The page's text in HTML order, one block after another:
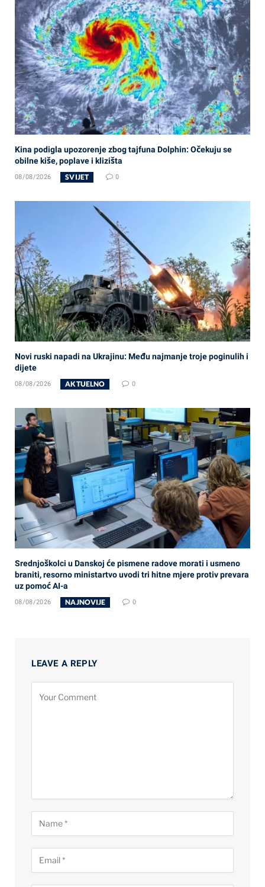
Kina podigla upozorenje zbog tajfuna Dolphin: Očekuju se
obilne kiše, poplave i klizišta
08/08/2026 SVIJET 0
Novi ruski napadi na Ukrajinu: Među najmanje troje poginulih i
dijete
08/08/2026 AKTUELNO 0
Srednjoškolci u Danskoj će pismene radove morati i usmeno
braniti, resorno ministartvo uvodi tri hitne mjere protiv prevara
uz pomoć AI-a
08/08/2026 NAJNOVIJE 0
LEAVE A REPLY